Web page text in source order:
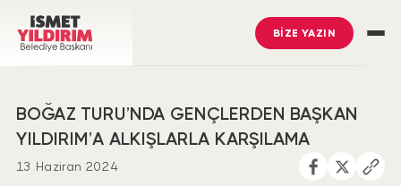
BİZE YAZIN
13 Haziran 2024
BOĞAZ TURU’NDA GENÇLERDEN BAŞKAN
YILDIRIM’A ALKIŞLARLA KARŞILAMA